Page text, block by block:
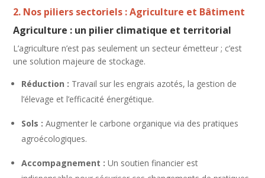
2. Nos piliers sectoriels : Agriculture et Bâtiment
Agriculture : un pilier climatique et territorial
L’agriculture n’est pas seulement un secteur émetteur ; c’est
une solution majeure de stockage.
Réduction : Travail sur les engrais azotés, la gestion de
l’élevage et l’efficacité énergétique.
Sols : Augmenter le carbone organique via des pratiques
agroécologiques.
Accompagnement : Un soutien financier est